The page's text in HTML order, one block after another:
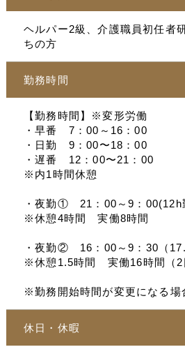
ヘルパー2級、介護職員初任者
ちの方
勤務時間
【勤務時間】※変形労働
・早番 7：00～16：00
・日勤 9：00〜18：00
・遅番 12：00〜21：00
※内1時間休憩
・夜勤① 21：00～9：00(12h
※休憩4時間 実働8時間
・夜勤② 16：00～9：30（
※休憩1.5時間 実働16時間（2
※勤務開始時間が変更になる場
休日・休暇